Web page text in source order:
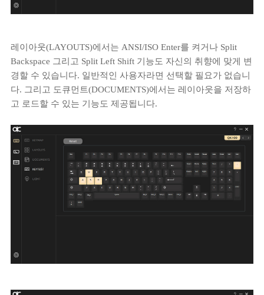
레이아웃(LAYOUTS)에서는 ANSI/ISO Enter를 켜거나 Split
Backspace 그리고 Split Left Shift 기능도 자신의 취향에 맞게 변
경할 수 있습니다. 일반적인 사용자라면 선택할 필요가 없습니
다. 그리고 도큐먼트(DOCUMENTS)에서는 레이아웃을 저장하
고 로드할 수 있는 기능도 제공됩니다.